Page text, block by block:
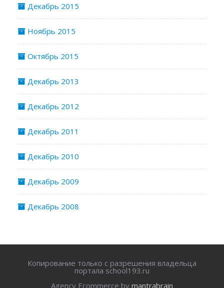
Декабрь 2015
Ноябрь 2015
Октябрь 2015
Декабрь 2013
Декабрь 2012
Декабрь 2011
Декабрь 2010
Декабрь 2009
Декабрь 2008
Копирование только с разрешения владельца
портала school193.ru
Agency Ecommerce by mantrabrain